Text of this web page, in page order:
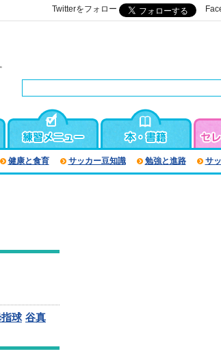
Twitterをフォロー
健康と食育 サッカー豆知識 勉強と進路 サ
球 谷真